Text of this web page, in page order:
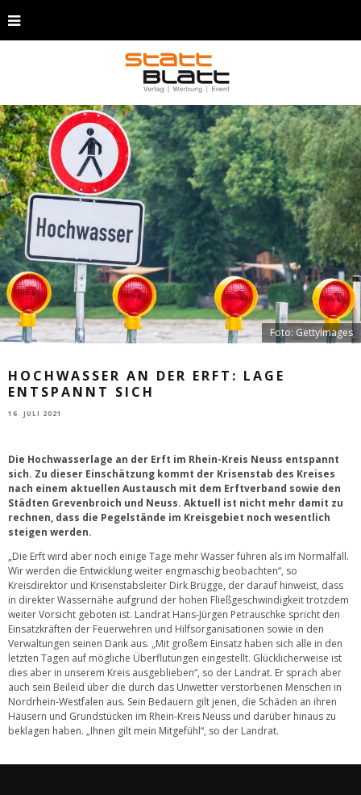
Foto: GettyImages
HOCHWASSER AN DER ERFT: LAGE
ENTSPANNT SICH
16. JULI 2021
Die Hochwasserlage an der Erft im Rhein-Kreis Neuss entspannt
sich. Zu dieser Einschätzung kommt der Krisenstab des Kreises
nach einem aktuellen Austausch mit dem Erftverband sowie den
Städten Grevenbroich und Neuss. Aktuell ist nicht mehr damit zu
rechnen, dass die Pegelstände im Kreisgebiet noch wesentlich
steigen werden.
„Die Erft wird aber noch einige Tage mehr Wasser führen als im Normalfall.
Wir werden die Entwicklung weiter engmaschig beobachten“, so
Kreisdirektor und Krisenstabsleiter Dirk Brügge, der darauf hinweist, dass
in direkter Wassernähe aufgrund der hohen Fließgeschwindigkeit trotzdem
weiter Vorsicht geboten ist. Landrat Hans-Jürgen Petrauschke spricht den
Einsatzkräften der Feuerwehren und Hilfsorganisationen sowie in den
Verwaltungen seinen Dank aus. „Mit großem Einsatz haben sich alle in den
letzten Tagen auf mögliche Überflutungen eingestellt. Glücklicherweise ist
dies aber in unserem Kreis ausgeblieben“, so der Landrat. Er sprach aber
auch sein Beileid über die durch das Unwetter verstorbenen Menschen in
Nordrhein-Westfalen aus. Sein Bedauern gilt jenen, die Schäden an ihren
Häusern und Grundstücken im Rhein-Kreis Neuss und darüber hinaus zu
beklagen haben. „Ihnen gilt mein Mitgefühl“, so der Landrat.